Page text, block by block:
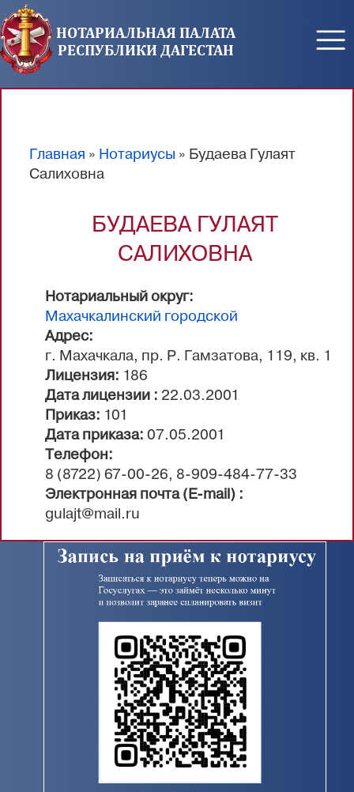
Перейти к основному содержанию
НОТАРИАЛЬНАЯ ПАЛАТА
РЕСПУБЛИКИ ДАГЕСТАН
Вы здесь
Главная » Нотариусы » Будаева Гулаят
Салиховна
БУДАЕВА ГУЛАЯТ
САЛИХОВНА
Нотариальный округ:
Махачкалинский городской
Адрес:
г. Махачкала, пр. Р. Гамзатова, 119, кв. 1
Лицензия: 186
Дата лицензии : 22.03.2001
Приказ: 101
Дата приказа: 07.05.2001
Телефон:
8 (8722) 67-00-26, 8-909-484-77-33
Электронная почта (E-mail) :
gulajt@mail.ru